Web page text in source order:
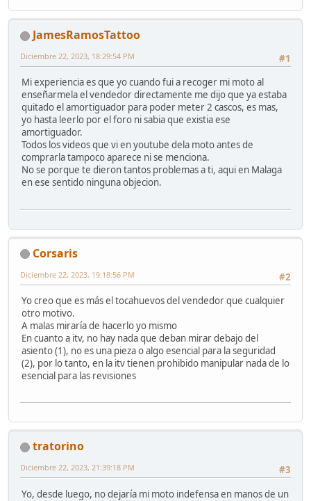
JamesRamosTattoo
#1
Diciembre 22, 2023, 18:29:54 PM
Mi experiencia es que yo cuando fui a recoger mi moto al
enseñarmela el vendedor directamente me dijo que ya estaba
quitado el amortiguador para poder meter 2 cascos, es mas,
yo hasta leerlo por el foro ni sabia que existia ese
amortiguador.
Todos los videos que vi en youtube dela moto antes de
comprarla tampoco aparece ni se menciona.
No se porque te dieron tantos problemas a ti, aqui en Malaga
en ese sentido ninguna objecion.
Corsaris
#2
Diciembre 22, 2023, 19:18:56 PM
Yo creo que es más el tocahuevos del vendedor que cualquier
otro motivo.
A malas miraría de hacerlo yo mismo
En cuanto a itv, no hay nada que deban mirar debajo del
asiento (1), no es una pieza o algo esencial para la seguridad
(2), por lo tanto, en la itv tienen prohibido manipular nada de lo
esencial para las revisiones
tratorino
#3
Diciembre 22, 2023, 21:39:18 PM
Yo, desde luego, no dejaría mi moto indefensa en manos de un